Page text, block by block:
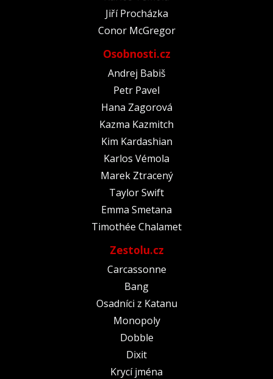
Jiří Procházka
Conor McGregor
Osobnosti.cz
Andrej Babiš
Petr Pavel
Hana Zagorová
Kazma Kazmitch
Kim Kardashian
Karlos Vémola
Marek Ztracený
Taylor Swift
Emma Smetana
Timothée Chalamet
Zestolu.cz
Carcassonne
Bang
Osadníci z Katanu
Monopoly
Dobble
Dixit
Krycí jména